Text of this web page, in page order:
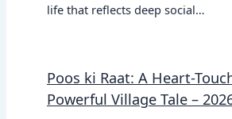
life that reflects deep social…
Poos ki Raat: A Heart-
Powerful Village Tale –